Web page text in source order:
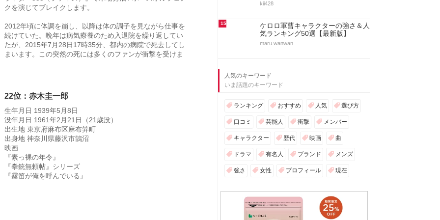
クを演じてブレイクします。
2012年頃に体調を崩し、以降は体の調子を見ながら仕事を
続けていた。晩年は病気療養のため入退院を繰り返してい
たが、2015年7月28日17時35分、都内の病院で死去してし
まいます。この突然の死には多くのファンが衝撃を受けま
22位：赤木圭一郎
生年月日 1939年5月8日
没年月日 1961年2月21日（21歳没）
出生地 東京府麻布区麻布笄町
出身地 神奈川県藤沢市鵠沼
映画
『素っ裸の年令』
『拳銃無頼帖』シリーズ
『霧笛が俺を呼んでいる』
kii428
15
ケロロ軍曹キャラクターの強さ＆人
気ランキング50選【最新版】
maru.wanwan
人気のキーワード
いま話題のキーワード
ランキング おすすめ 人気 選び方
口コミ 芸能人 衝撃 メンバー
キャラクター 歴代 映画 曲
ドラマ 有名人 ブランド メンズ
強さ 女性 プロフィール 現在